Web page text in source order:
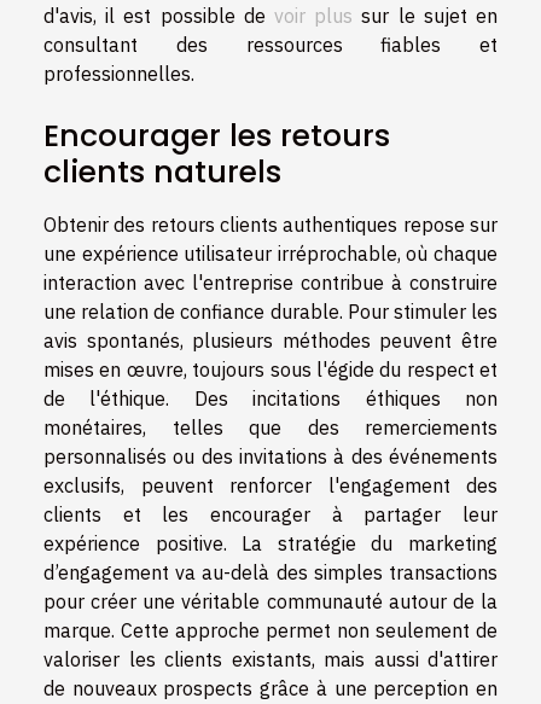
d'avis, il est possible de voir plus sur le sujet en
consultant des ressources fiables et
professionnelles.
Encourager les retours
clients naturels
Obtenir des retours clients authentiques repose sur
une expérience utilisateur irréprochable, où chaque
interaction avec l'entreprise contribue à construire
une relation de confiance durable. Pour stimuler les
avis spontanés, plusieurs méthodes peuvent être
mises en œuvre, toujours sous l'égide du respect et
de l'éthique. Des incitations éthiques non
monétaires, telles que des remerciements
personnalisés ou des invitations à des événements
exclusifs, peuvent renforcer l'engagement des
clients et les encourager à partager leur
expérience positive. La stratégie du marketing
d’engagement va au-delà des simples transactions
pour créer une véritable communauté autour de la
marque. Cette approche permet non seulement de
valoriser les clients existants, mais aussi d'attirer
de nouveaux prospects grâce à une perception en